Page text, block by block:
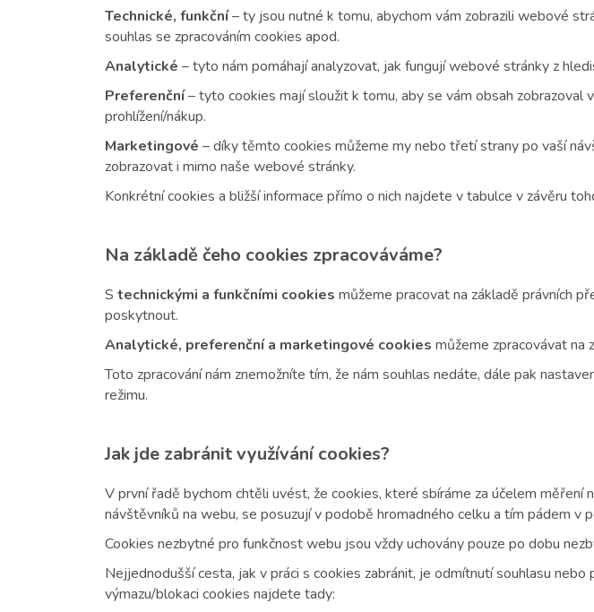
Technické, funkční– ty jsou nutné k tomu, abychom vám zobrazili webové
souhlas se zpracováním cookies apod.
Analytické – tyto nám pomáhají analyzovat, jak fungují webové stránky z
Preferenční– tyto cookies mají sloužit k tomu, aby se vám obsah zobrazoval
prohlížení/nákup.
Marketingové – díky těmto cookies můžeme my nebo třetí strany po vaší
zobrazovat i mimo naše webové stránky.
Konkrétní cookies a bližší informace přímo o nich najdete v tabulce v závěru
Na základě čeho cookies zpracováváme?
S technickými a funkčními cookies můžeme pracovat na základě právních
poskytnout.
Analytické, preferenční a marketingové cookies můžeme zpracovávat na
Toto zpracování nám znemožníte tím, že nám souhlas nedáte, dále pak
režimu.
Jak jde zabránit využívání cookies?
V první řadě bychom chtěli uvést, že cookies, které sbíráme za účelem
návštěvníků na webu, se posuzují v podobě hromadného celku a tím pádem v
Cookies nezbytné pro funkčnost webu jsou vždy uchovány pouze po dobu
Nejjednodušší cesta, jak v práci s cookies zabránit, je odmítnutí souhlasu
výmazu/blokaci cookies najdete tady: